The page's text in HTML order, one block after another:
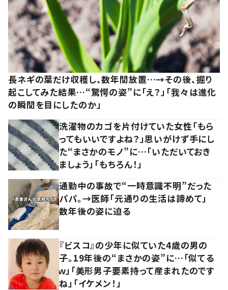
長ネギの葉だけ収穫し、数年間放置…→その後、掘り
起こしてみた結果…“驚愕の姿”に「え？」「我々は進化
の瞬間を目にしたのか」
洗濯物のカゴを片付けていた女性「もら
ってもいいですよね？」思いがけず手にし
た“まさかのモノ”に…「いただいておき
ましょう」「もちろん！」
通勤中の事故で“一時意識不明”だった
パパ。→医師「元通りの生活は諦めて」
数年後の姿に迫る
『ビスコ』の少年に似ていた4歳の男の
子。19年後の“まさかの姿”に…「似てる
ｗ」「美形男子要素持って産まれたのです
ね」「イケメン！」